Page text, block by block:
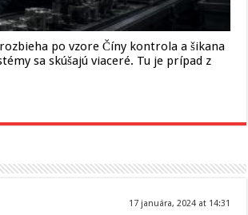
po vzore Číny kontrola a šikana
sa skúšajú viaceré. Tu je prípad z
17 januára, 2024 at 14:31